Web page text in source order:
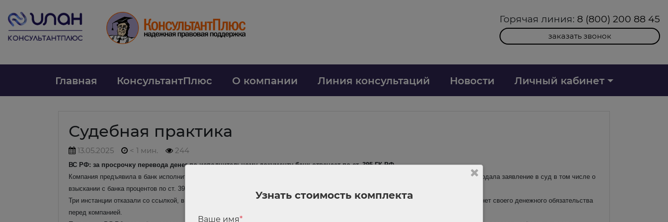
Горячая линия: 8 (800) 200 88 45
заказать звонок
Главная КонсультантПлюс О компании Линия консультаций Новости Личный кабинет
Судебная практика
13.05.2025 < 1 мин. 244
ВС РФ: за просрочку перевода денег по исполнительному документу банк отвечает по ст. 395 ГК РФ
Компания предъявила в банк исполнительный лист на взыскание в ее пользу долга с юрлица. Банк документ не исполнил. Компания подала заявление в суд в том числе о
взыскании с банка процентов по ст. 395 ГК РФ.
Три инстанции отказали со ссылкой, в частности, на то, что эту норму не применяют в рамках исполнительного производства. У банка нет своего денежного обязательства
перед компанией.
Узнать стоимость комплекта
Ваше имя*